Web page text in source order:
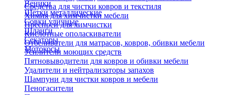
Веники
Щетки металлические
Совки уличные
Шланги
Секаторы
Мотокосы
Средства для чистки ковров и текстиля
Химия для химчистки мебели
Преспреи для химчистки
Кислотные ополаскиватели
Отбеливатели для матрасов, ковров, обивки мебели
Усилители моющих средств
Пятновыводители для ковров и обивки мебели
Удалители и нейтрализаторы запахов
Шампуни для чистки ковров и мебели
Пеногасители